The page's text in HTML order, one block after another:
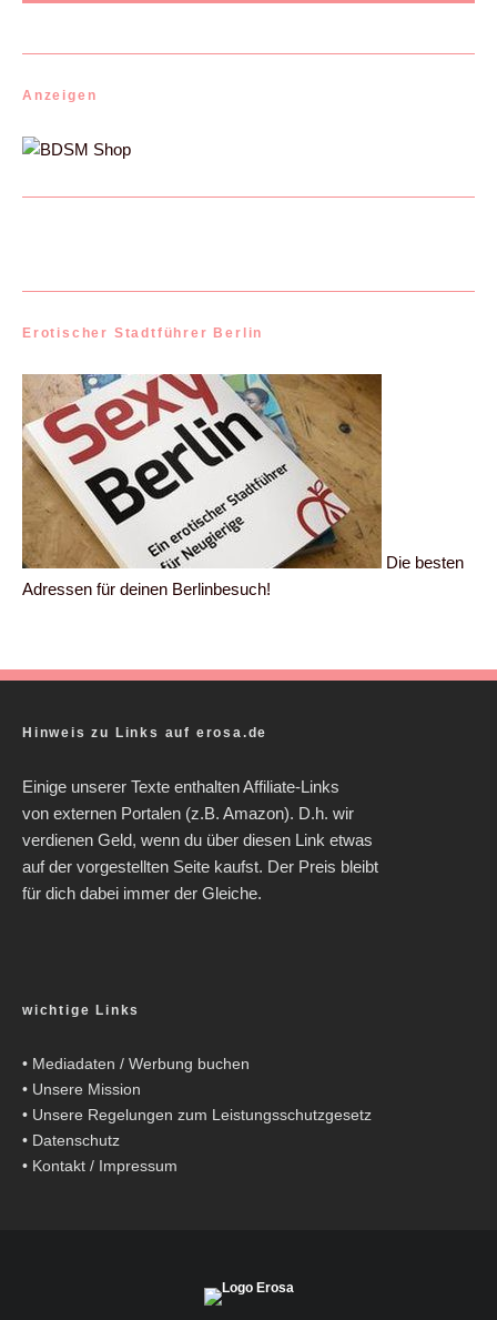
Anzeigen
Erotischer Stadtführer Berlin
Die besten
Adressen für deinen Berlinbesuch!
Hinweis zu Links auf erosa.de
Einige unserer Texte enthalten Affiliate-Links
von externen Portalen (z.B. Amazon). D.h. wir
verdienen Geld, wenn du über diesen Link etwas
auf der vorgestellten Seite kaufst. Der Preis bleibt
für dich dabei immer der Gleiche.
wichtige Links
• Mediadaten / Werbung buchen
• Unsere Mission
• Unsere Regelungen zum Leistungsschutzgesetz
• Datenschutz
• Kontakt / Impressum